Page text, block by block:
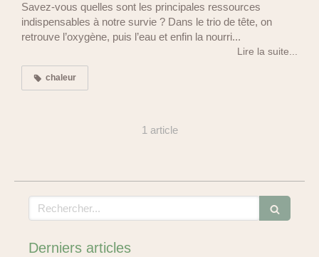
Savez-vous quelles sont les principales ressources
indispensables à notre survie ? Dans le trio de tête, on
retrouve l’oxygène, puis l’eau et enfin la nourri...
Lire la suite...
chaleur
1 article
Rechercher
Derniers articles